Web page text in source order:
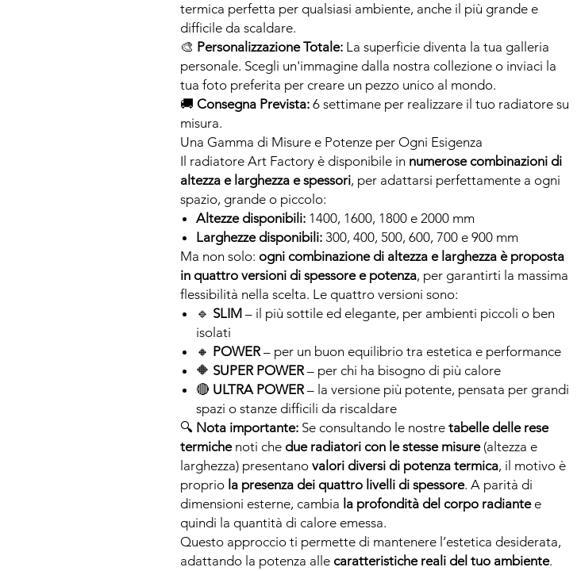
termica perfetta per qualsiasi ambiente, anche il più grande e
difficile da scaldare.
🎨 Personalizzazione Totale: La superficie diventa la tua galleria
personale. Scegli un'immagine dalla nostra collezione o inviaci la
tua foto preferita per creare un pezzo unico al mondo.
🚚 Consegna Prevista: 6 settimane per realizzare il tuo radiatore su
misura.
Una Gamma di Misure e Potenze per Ogni Esigenza
Il radiatore Art Factory è disponibile in numerose combinazioni di
altezza e larghezza e spessori, per adattarsi perfettamente a ogni
spazio, grande o piccolo:
Altezze disponibili: 1400, 1600, 1800 e 2000 mm
Larghezze disponibili: 300, 400, 500, 600, 700 e 900 mm
Ma non solo: ogni combinazione di altezza e larghezza è proposta
in quattro versioni di spessore e potenza, per garantirti la massima
flessibilità nella scelta. Le quattro versioni sono:
🔹 SLIM – il più sottile ed elegante, per ambienti piccoli o ben
isolati
🔸 POWER– per un buon equilibrio tra estetica e performance
🔶 SUPER POWER– per chi ha bisogno di più calore
🔴 ULTRA POWER– la versione più potente, pensata per grandi
spazi o stanze difficili da riscaldare
🔍 Nota importante: Se consultando le nostre tabelle delle rese
termichenoti che due radiatori con le stesse misure(altezza e
larghezza) presentano valori diversi di potenza termica, il motivo è
proprio la presenza dei quattro livelli di spessore. A parità di
dimensioni esterne, cambia la profondità del corpo radiantee
quindi la quantità di calore emessa.
Questo approccio ti permette di mantenere l’estetica desiderata,
adattando la potenza alle caratteristiche reali del tuo ambiente.